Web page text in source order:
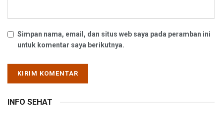
Simpan nama, email, dan situs web saya pada peramban ini
untuk komentar saya berikutnya.
INFO SEHAT